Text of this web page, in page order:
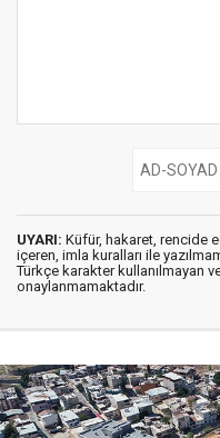
UYARI: Küfür, hakaret, rencide
içeren, imla kuralları ile
Türkçe karakter kullanılmayan
onaylanmamaktadır.